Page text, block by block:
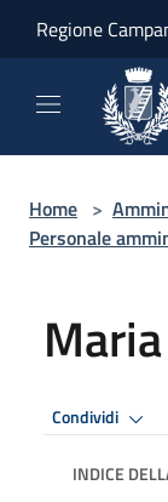
Regione
Home >
Personale
Condividi
INDICE